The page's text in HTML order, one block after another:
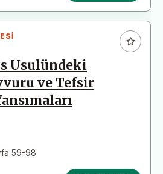
Usulündeki
ve Tefsir
59-98